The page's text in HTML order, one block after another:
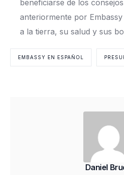
beneficiarse de los
anteriormente por
a la tierra, su salud y sus
EMBASSY EN ESPAÑOL
Daniel